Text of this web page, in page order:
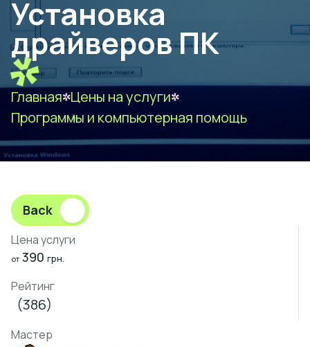
Установка
драйверов ПК
Главная Цены на услуги
Программы и компьютерная помощь
Back
Цена услуги
от 390 грн.
Рейтинг
(386)
Мастер